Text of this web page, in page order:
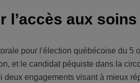
l’accès aux
pour l'élection québécoise du 5
et le candidat péquiste dans la
engagements visant à mieux